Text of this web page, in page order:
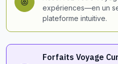
expériences—en un
plateforme intuitive.
Forfaits Voyage